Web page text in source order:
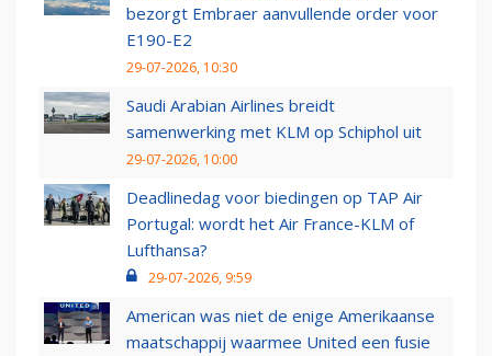
bezorgt Embraer aanvullende order voor
E190-E2
29-07-2026, 10:30
Saudi Arabian Airlines breidt
samenwerking met KLM op Schiphol uit
29-07-2026, 10:00
Deadlinedag voor biedingen op TAP Air
Portugal: wordt het Air France-KLM of
Lufthansa?
29-07-2026, 9:59
American was niet de enige Amerikaanse
maatschappij waarmee United een fusie